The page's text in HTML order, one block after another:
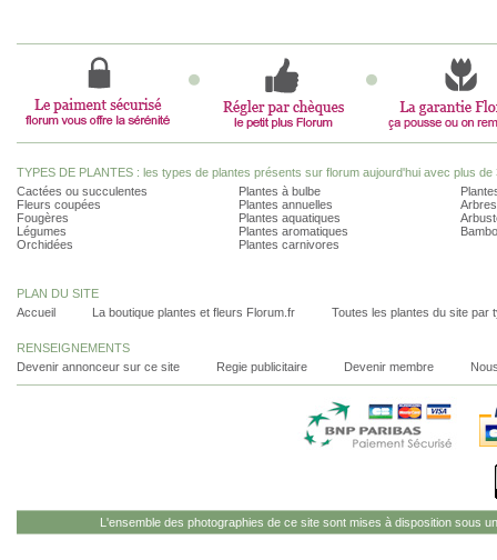
TYPES DE PLANTES : les types de plantes présents sur florum aujourd'hui avec plus de
Cactées ou succulentes
Fleurs coupées
Fougères
Légumes
Orchidées
Plantes à bulbe
Plantes annuelles
Plantes aquatiques
Plantes aromatiques
Plantes carnivores
PLAN DU SITE
Accueil
La boutique plantes et fleurs Florum.fr Toutes les plantes du site par
RENSEIGNEMENTS
Devenir annonceur sur ce site
Regie publicitaire Devenir membre
L'ensemble des photographies de ce site sont mises à disposition sous